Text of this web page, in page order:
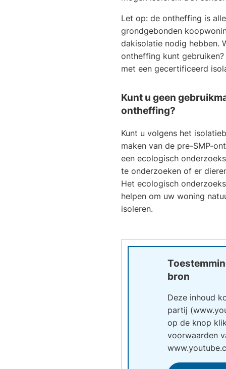
Let op: de ontheffing is
grondgebonden
dakisolatie nodig hebben.
ontheffing kunt
met een gecertificeerd
Kunt u geen
ontheffing?
Kunt u volgens het
maken van de pre-SMP-
een ecologisch
te onderzoeken of er
Het ecologisch
helpen om uw woning
isoleren.
bron
Deze inhoud
partij
op de knop
voorwaarden